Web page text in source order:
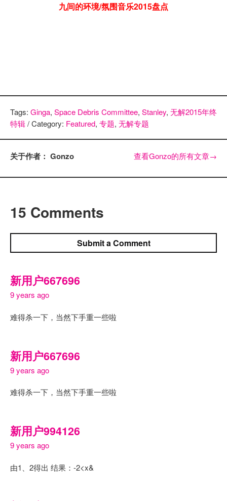
九间的环境/氛围音乐2015盘点
Tags: Ginga, Space Debris Committee, Stanley, 无解2015年终
特辑/ Category: Featured, 专题, 无解专题
关于作者： Gonzo 查看Gonzo的所有文章→
15 Comments
Submit a Comment
新用户667696
9 years ago
难得杀一下，当然下手重一些啦
新用户667696
9 years ago
难得杀一下，当然下手重一些啦
新用户994126
9 years ago
由1、2得出 结果：-2<x&